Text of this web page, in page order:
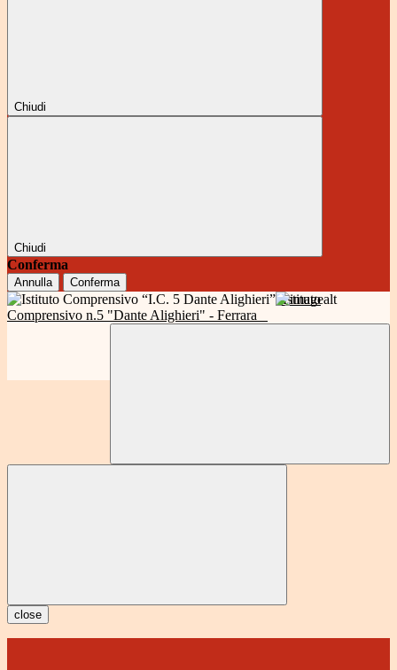
Chiudi
Chiudi
Conferma
Annulla Conferma
Istituto
Comprensivo n.5 "Dante Alighieri" - Ferrara
close